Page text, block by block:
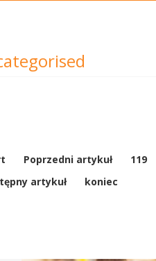
Poprzedni artykuł 119
artykuł
koniec